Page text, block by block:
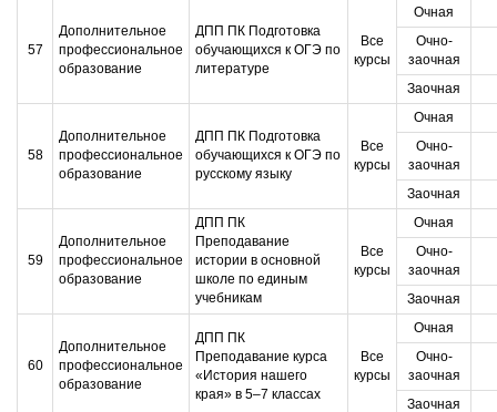
57
Дополнительное
профессиональное
образование
ДПП ПК Подготовка
обучающихся к ОГЭ по
литературе
Все
курсы
Очная
Очно-
заочная
Заочная
58
Дополнительное
профессиональное
образование
ДПП ПК Подготовка
обучающихся к ОГЭ по
русскому языку
Все
курсы
Очная
Очно-
заочная
Заочная
59
Дополнительное
профессиональное
образование
ДПП ПК
Преподавание
истории в основной
школе по единым
учебникам
Все
курсы
Очная
Очно-
заочная
Заочная
60
Дополнительное
профессиональное
образование
ДПП ПК
Преподавание курса
«История нашего
края» в 5–7 классах
Все
курсы
Очная
Очно-
заочная
Заочная